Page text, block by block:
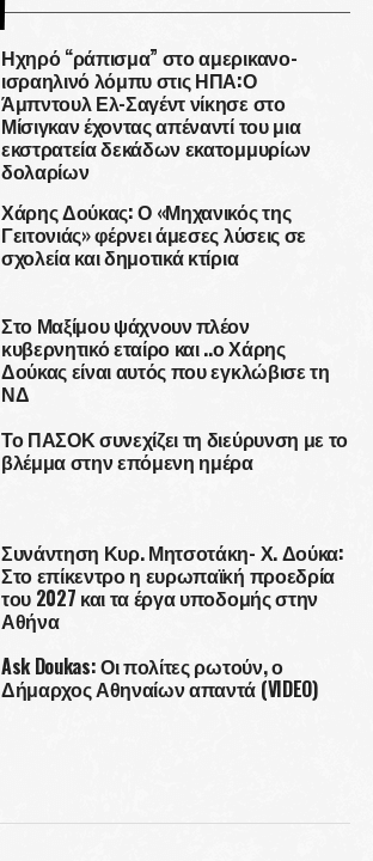
Ηχηρό “ράπισμα” στο αμερικανο-
ισραηλινό λόμπυ στις ΗΠΑ:Ο
Άμπντουλ Ελ-Σαγέντ νίκησε στο
Μίσιγκαν έχοντας απέναντί του μια
εκστρατεία δεκάδων εκατομμυρίων
δολαρίων
Χάρης Δούκας: Ο «Μηχανικός της
Γειτονιάς» φέρνει άμεσες λύσεις σε
σχολεία και δημοτικά κτίρια
Στο Μαξίμου ψάχνουν πλέον
κυβερνητικό εταίρο και ..ο Χάρης
Δούκας είναι αυτός που εγκλώβισε τη
ΝΔ
Το ΠΑΣΟΚ συνεχίζει τη διεύρυνση με το
βλέμμα στην επόμενη ημέρα
Συνάντηση Κυρ. Μητσοτάκη- Χ. Δούκα:
Στο επίκεντρο η ευρωπαϊκή προεδρία
του 2027 και τα έργα υποδομής στην
Αθήνα
Ask Doukas: Οι πολίτες ρωτούν, ο
Δήμαρχος Αθηναίων απαντά (VIDEO)